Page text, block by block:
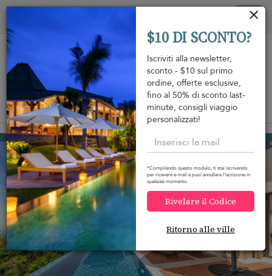
View on map
Nathon beach da396 USD
$10 DI SCONTO?
Iscriviti alla newsletter,
sconto - $10 sul primo
ordine, offerte esclusive,
fino al 50% di sconto last-
minute, consigli viaggio
personalizzati!
*Compilando questo modulo, ti stai iscrivendo
per ricevere e-mail e puoi annullare l'iscrizione in
qualsiasi momento.
Rivelare il Codice
Ritorno alle ville
Pannello di gestione dei cookies